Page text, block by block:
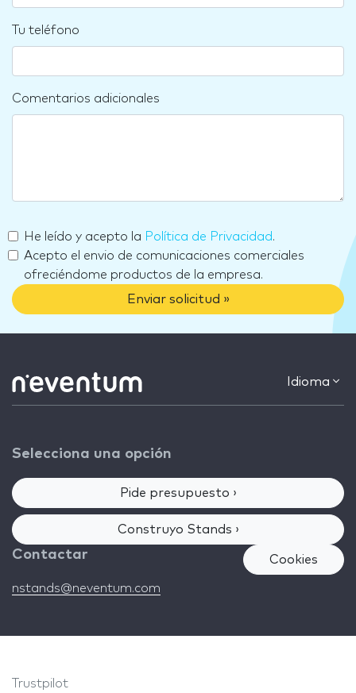
Tu teléfono
Comentarios adicionales
He leído y acepto la Política de Privacidad.
Acepto el envio de comunicaciones comerciales
ofreciéndome productos de la empresa.
Enviar solicitud »
Idioma
Selecciona una opción
Pide presupuesto ›
Construyo Stands ›
Contactar
nstands@neventum.com
Cookies
Trustpilot